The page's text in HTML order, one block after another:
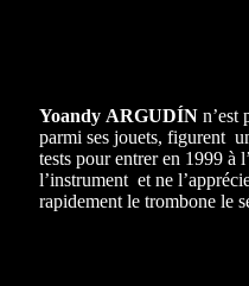
Yoandy ARGUDÍN n’est
parmi ses jouets, figurent
tests pour entrer en 1999 à
l’instrument et ne
rapidement le trombone le